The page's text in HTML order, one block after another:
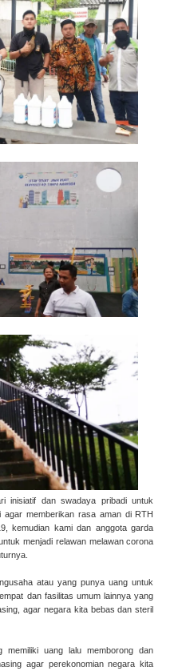
inisiatif dan swadaya pribadi untuk
agar memberikan rasa aman di RTH
kemudian kami dan anggota garda
menjadi relawan melawan corona
atau yang punya uang untuk
dan fasilitas umum lainnya yang
agar negara kita bebas dan steril
memiliki uang lalu memborong dan
agar perekonomian negara kita